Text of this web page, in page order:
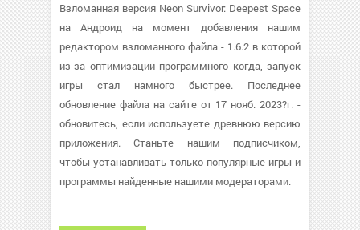
Взломанная версия Neon Survivor: Deepest Space
на Андроид на момент добавления нашим
редактором взломанного файла - 1.6.2 в которой
из-за оптимизации программного когда, запуск
игры стал намного быстрее. Последнее
обновление файла на сайте от 17 нояб. 2023?г. -
обновитесь, если используете древнюю версию
приложения. Станьте нашим подписчиком,
чтобы устанавливать только популярные игры и
программы найденные нашими модераторами.